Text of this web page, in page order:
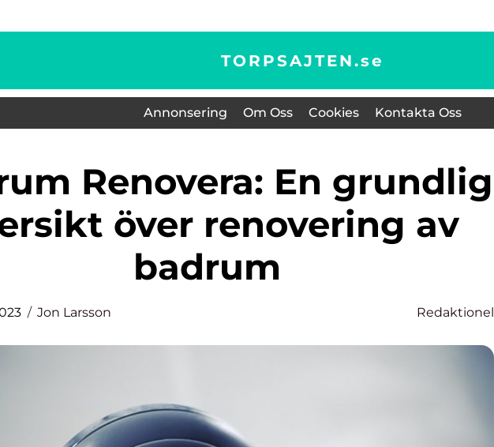
TORPSAJTEN.se
Annonsering Om Oss Cookies Kontakta Oss
över renovering av
badrum
Jon Larsson Redaktionel